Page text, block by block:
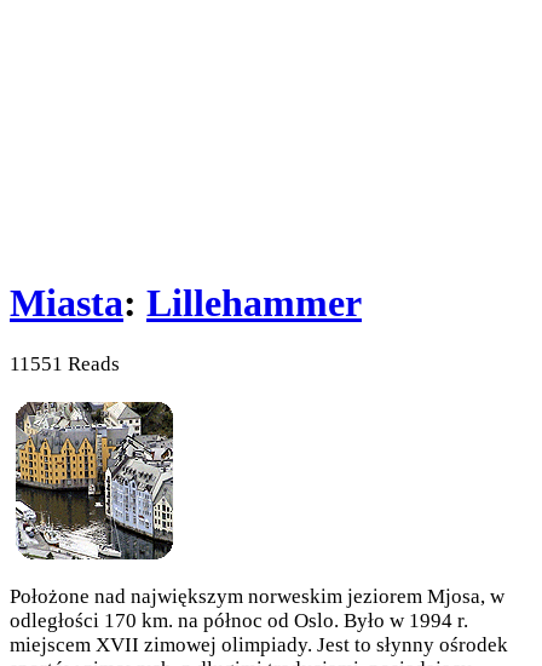
Miasta: Lillehammer
11551 Reads
Położone nad największym norweskim jeziorem Mjosa, w
odległości 170 km. na północ od Oslo. Było w 1994 r.
miejscem XVII zimowej olimpiady. Jest to słynny ośrodek